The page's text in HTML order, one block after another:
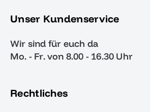
Unser Kundenservice
Wir sind für euch da
Mo. - Fr. von 8.00 - 16.30 Uhr
Rechtliches